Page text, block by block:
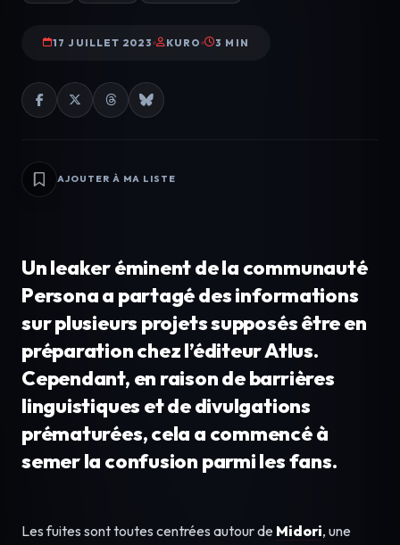
17 JUILLET 2023 KURO 3 MIN
AJOUTER À MA LISTE
Un leaker éminent de la communauté
Persona a partagé des informations
sur plusieurs projets supposés être en
préparation chez l’éditeur Atlus.
Cependant, en raison de barrières
linguistiques et de divulgations
prématurées, cela a commencé à
semer la confusion parmi les fans.
Les fuites sont toutes centrées autour de Midori, une